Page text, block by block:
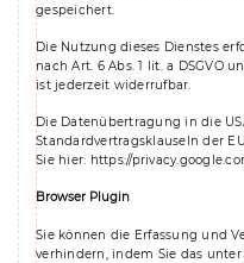
gespeichert.
Die Nutzung dieses Dienstes
nach Art. 6 Abs. 1 lit. a DSGVO
ist jederzeit widerrufbar.
Die Datenübertragung in die
Standardvertragsklauseln der
Sie hier: https://
Browser Plugin
Sie können die Erfassung und
verhindern, indem Sie das